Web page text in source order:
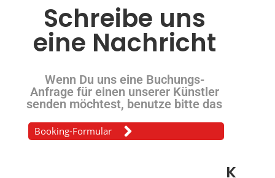
Schreibe uns
eine Nachricht
Wenn Du uns eine Buchungs-
Anfrage für einen unserer Künstler
senden möchtest, benutze bitte das
Booking-Formular
K